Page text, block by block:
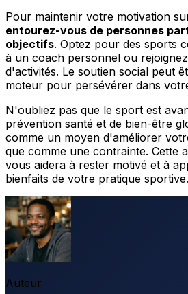
Pour maintenir votre motivation
entourez-vous de personnes
objectifs. Optez pour des sports
à un coach personnel ou
d'activités. Le soutien social peut
moteur pour persévérer dans
N'oubliez pas que le sport est
prévention santé et de bien-être
comme un moyen d'améliorer
que comme une contrainte. Cette
vous aidera à rester motivé et à
bienfaits de votre pratique sportive.
Auteur